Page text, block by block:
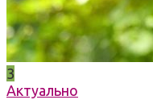
3
Актуально